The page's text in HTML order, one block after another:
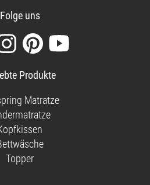
Folge uns
Folgen
Sie
uns
Instagram
Finden
Sie
uns
Pinterest
Sehen
Produkte
Matratze
Topper